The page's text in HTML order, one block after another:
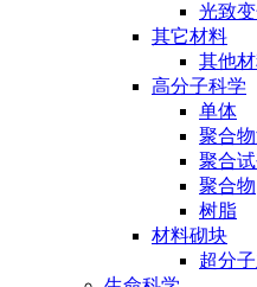
光致
其它材料
其他
高分子科学
单体
聚合
聚合试
聚合物
树脂
材料砌块
超分